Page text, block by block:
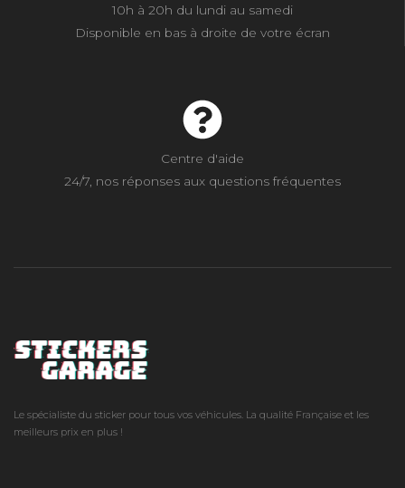
10h à 20h du lundi au samedi
Disponible en bas à droite de votre écran
Centre d'aide
24/7, nos réponses aux questions fréquentes
Le spécialiste du sticker pour tous vos véhicules. La qualité Française et les
meilleurs prix en plus !